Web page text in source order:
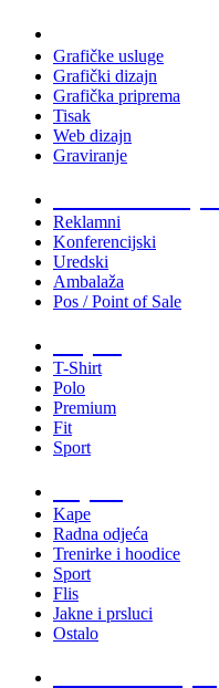
Grafičke usluge
Grafički dizajn
Grafička priprema
Tisak
Web dizajn
Graviranje
Reklamni
Konferencijski
Uredski
Ambalaža
Pos / Point of Sale
T-Shirt
Polo
Premium
Fit
Sport
Kape
Radna odjeća
Trenirke i hoodice
Sport
Flis
Jakne i prsluci
Ostalo